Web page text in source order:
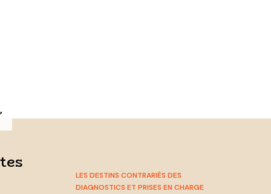
LES DESTINS CONTRARIÉS DES
DIAGNOSTICS ET PRISES EN CHARGE